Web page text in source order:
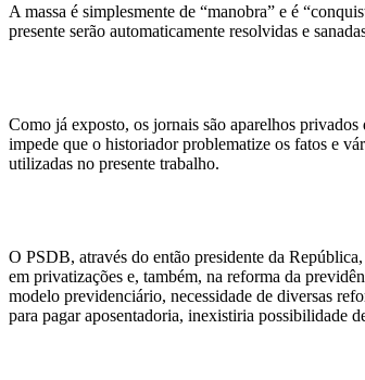
A massa é simplesmente de “manobra” e é
presente serão automaticamente resolvidas e
Como já exposto, os jornais são aparelhos
impede que o historiador problematize os fatos e
utilizadas no presente trabalho.
O PSDB, através do então presidente da
em privatizações e, também, na reforma da
modelo previdenciário, necessidade de diversas
para pagar aposentadoria, inexistiria possibilidade